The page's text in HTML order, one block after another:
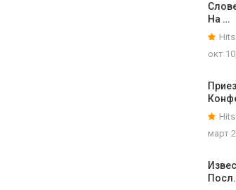
На …
окт
март